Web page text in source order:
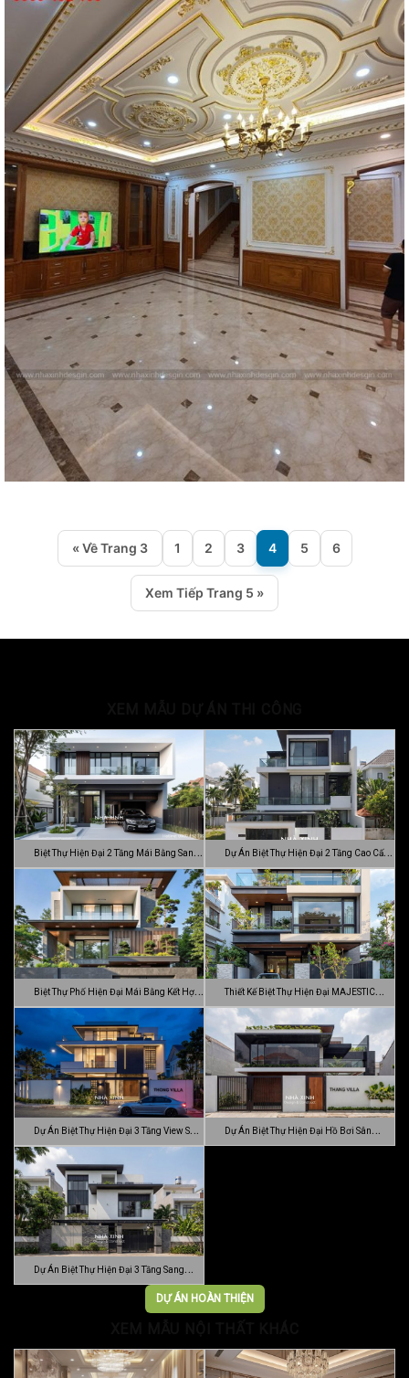
« Về Trang 3 1 2 3 4 5 6
Xem Tiếp Trang 5 »
Biệt Thự Hiện Đại 2 Tầng Mái Bằng Sang Dự Án Biệt Thự Hiện Đại 2 Tầng Cao Cấp
Đ…
Biệt Thự Phố Hiện Đại Mái Bằng Kết Hợp Thiết Kế Biệt Thự Hiện Đại MAJESTIC
MODE…
Dự Án Biệt Thự Hiện Đại 3 Tầng View Sân
…
Dự Án Biệt Thự Hiện Đại Hồ Bơi Sân
Dự Án Biệt Thự Hiện Đại 3 Tầng Sang
DỰ ÁN HOÀN THIỆN